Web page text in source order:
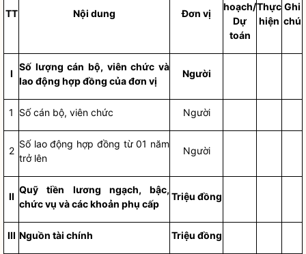
TT Nội dung Đơn vị
hoạch/
Dự
toán
Thực
hiện
Ghi
chú
I
Số lượng cán bộ, viên chức và
lao động hợpđồng của đơn vị
Người
1 Sốcán bộ, viên chức Người
2
Số lao động hợp đồng từ 01 năm
trở lên
Người
II
Quỹ tiền lương ngạch, bậc,
chức vụ và các khoản phụ cấp
Triệu đồng
III Nguồn tài chính Triệu đồng